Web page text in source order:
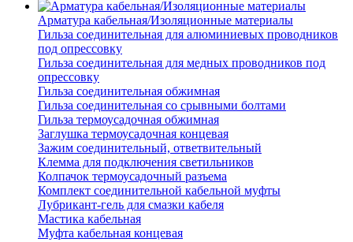
Арматура кабельная/Изоляционные материалы
Гильза соединительная для алюминиевых проводников
под опрессовку
Гильза соединительная для медных проводников под
опрессовку
Гильза соединительная обжимная
Гильза соединительная со срывными болтами
Гильза термоусадочная обжимная
Заглушка термоусадочная концевая
Зажим соединительный, ответвительный
Клемма для подключения светильников
Колпачок термоусадочный разъема
Комплект соединительной кабельной муфты
Лубрикант-гель для смазки кабеля
Мастика кабельная
Муфта кабельная концевая